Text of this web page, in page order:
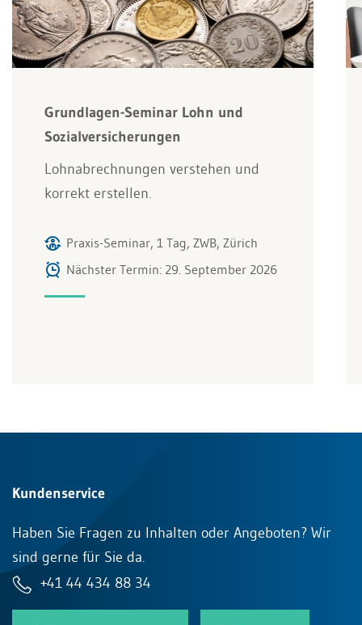
Grundlagen-Seminar Lohn und
Sozialversicherungen
Lohnabrechnungen verstehen und
korrekt erstellen.
Praxis-Seminar, 1 Tag, ZWB, Zürich
Nächster Termin: 29. September 2026
Kundenservice
Haben Sie Fragen zu Inhalten oder Angeboten? Wir
sind gerne für Sie da.
+41 44 434 88 34